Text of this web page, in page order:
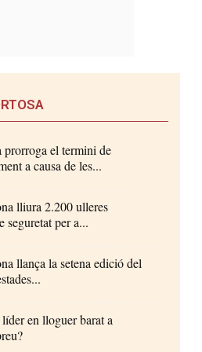
prorroga el termini de
a causa de les...
lliura 2.200 ulleres
seguretat per a...
llança la setena edició del
en lloguer barat a